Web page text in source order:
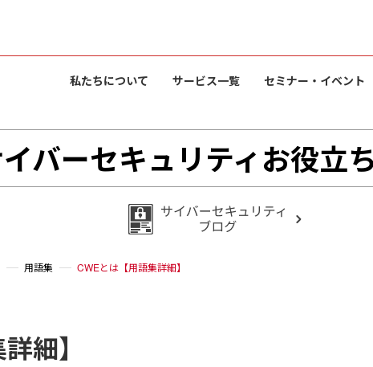
私たちについて サービス一覧 セミナー・イベント
バーセキュリティお役立
用語集 CWEとは【用語集詳細】
細】